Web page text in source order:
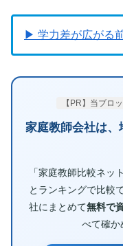
▶ 学力差が広がる
【PR】当ブロ
家庭教師会社は、
「家庭教師比較ネッ
とランキングで比較
社にまとめて無料で
べて確か